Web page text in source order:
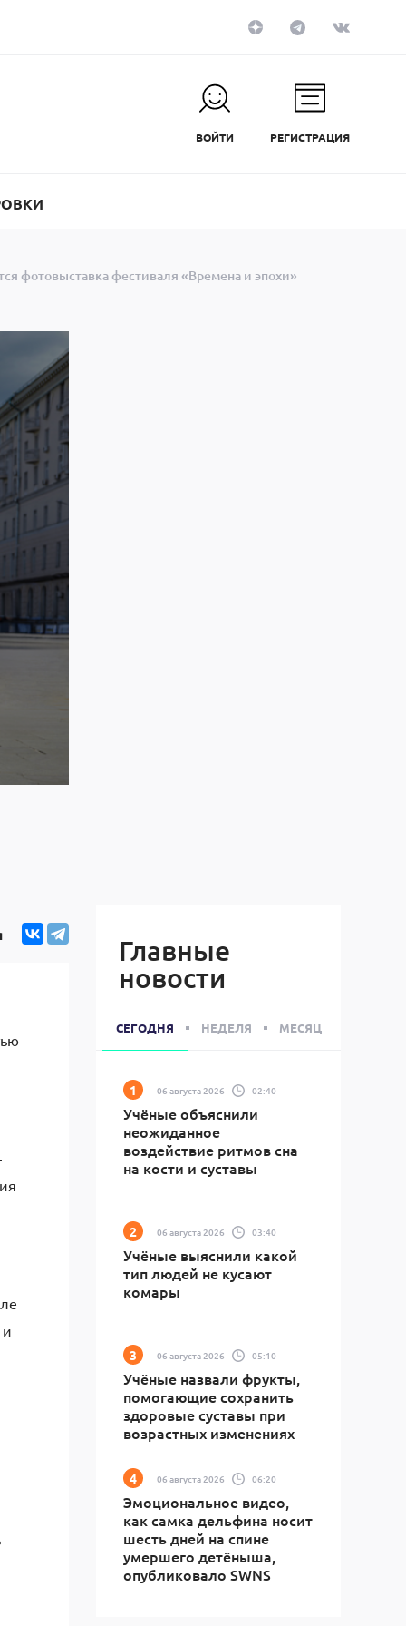
ВОЙТИ РЕГИСТРАЦИЯ
фотовыставка фестиваля «Времена и эпохи»
Главные
новости
СЕГОДНЯ НЕДЕЛЯ МЕСЯЦ
06 августа 2026 02:40
Учёные объяснили
неожиданное
воздействие ритмов сна
на кости и суставы
06 августа 2026 03:40
Учёные выяснили какой
тип людей не кусают
комары
06 августа 2026 05:10
Учёные назвали фрукты,
помогающие сохранить
здоровые суставы при
возрастных изменениях
06 августа 2026 06:20
Эмоциональное видео,
как самка дельфина носит
шесть дней на спине
умершего детёныша,
опубликовало SWNS